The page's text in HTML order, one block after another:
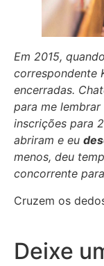
Em 2015,
correspondente
encerradas.
para me
inscrições para
abriram e eu
menos, deu
concorrente
Cruzem os
Deixe